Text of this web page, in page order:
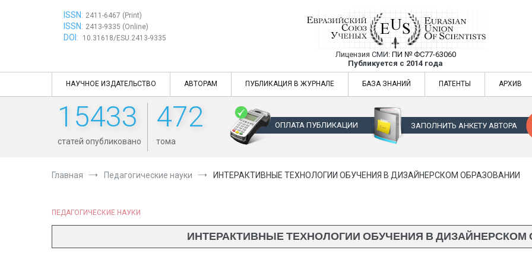
ISSN: 2411-6467 (Print)
ISSN: 2413-9335 (Online)
DOI: 10.31618/ESU.2413-9335
Евразийский Союз Ученых —
Лицензия СМИ: ПИ № ФС77-63060
Публикуется с 2014 года
Евразийский Союз Ученых — публикация научных статей в
НАУЧНОЕ ИЗДАТЕЛЬСТВО АВТОРАМ ПУБЛИКАЦИЯ В ЖУРНАЛЕ БАЗА ЗНАНИЙ ПАТЕНТЫ АРХИВ
15433
статей опубликовано
472
тома
ОПЛАТА ПУБЛИКАЦИИ ЗАПОЛНИТЬ АНКЕТУ АВТОРА
Главная Педагогические науки ИНТЕРАКТИВНЫЕ ТЕХНОЛОГИИ ОБУЧЕНИЯ В ДИЗАЙНЕРСКОМ ОБРАЗОВАНИИ
ПЕДАГОГИЧЕСКИЕ НАУКИ
ИНТЕРАКТИВНЫЕ ТЕХНОЛОГИИ ОБУЧЕНИЯ В ДИЗАЙНЕРСКОМ